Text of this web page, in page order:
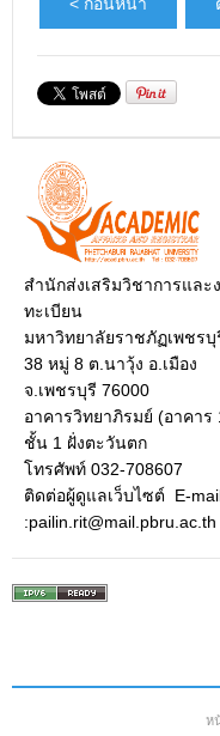
สำนักส่งเสริมวิชาการและ
ทะเบียน
มหาวิทยาลัยราชภัฏเพชรบุ
38 หมู่ 8 ต.นาวุ้ง อ.เมือง
จ.เพชรบุรี 76000
อาคารวิทยาภิรมย์ (อาคาร
ชั้น 1 ฝั่งตะวันตก
โทรศัพท์ 032-708607
ติดต่อผู้ดูแลเว็บไซต์ E-
:pailin.rit@mail.pbru.ac.th
ห